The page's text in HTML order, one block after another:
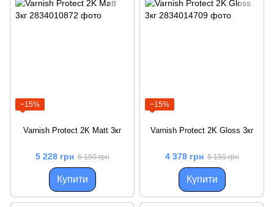
−15%
Varnish Protect 2K Matt 3кг
5 228 грн 6 150 грн
Купити
−15%
Varnish Protect 2K Gloss 3кг
4 378 грн 5 150 грн
Купити